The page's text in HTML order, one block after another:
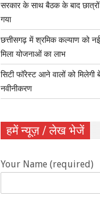
सरकार के साथ बैठक के बाद छात्रों
गया
छत्तीसगढ़ में श्रमिक कल्याण को
मिला योजनाओं का लाभ
सिटी फॉरेस्ट आने वालों को
नवीनीकरण
हमें न्यूज़ / लेख भेजें
Your Name (required)